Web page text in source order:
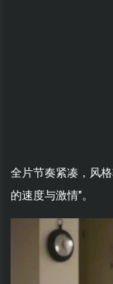
全片节奏紧凑，风
的速度与激情"。